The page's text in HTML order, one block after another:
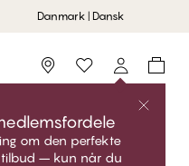
Danmark | Dansk
Storefinder
om den perfekte
tilbud – kun når du
eksklusive
du er logget ind.